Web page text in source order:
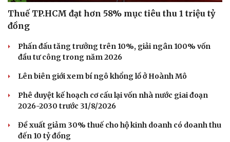
Thuế TP.HCM đạt hơn 58% mục tiêu thu 1 triệu tỷ
đồng
Phấn đấu tăng trưởng trên 10%, giải ngân 100% vốn
đầu tư công trong năm 2026
Lên biên giới xem bí ngô khổng lồ ở Hoành Mô
Phê duyệt kế hoạch cơ cấu lại vốn nhà nước giai đoạn
2026-2030 trước 31/8/2026
Đề xuất giảm 30% thuế cho hộ kinh doanh có doanh thu
đến 10 tỷ đồng